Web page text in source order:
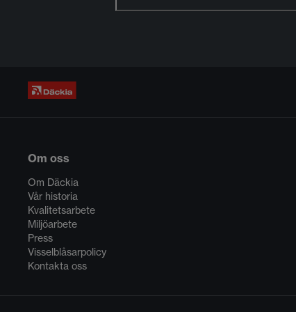
Om oss
Om Däckia
Vår historia
Kvalitetsarbete
Miljöarbete
Press
Visselblåsarpolicy
Kontakta oss